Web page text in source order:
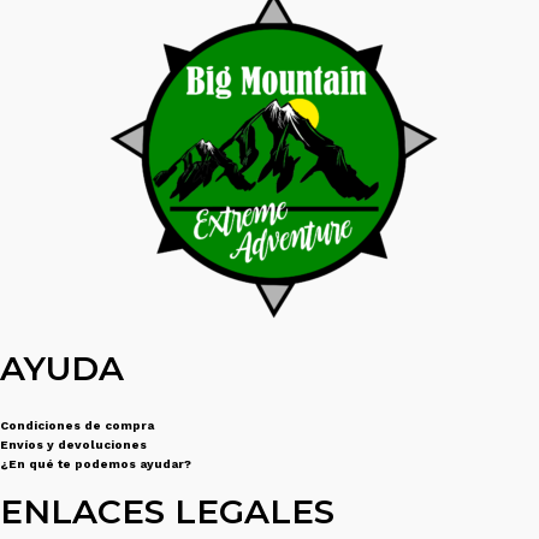
la
página
producto
AYUDA
Condiciones de compra
Envíos y devoluciones
¿En qué te podemos ayudar?
ENLACES LEGALES